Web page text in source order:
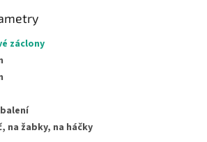
záclony
na žabky, na háčky